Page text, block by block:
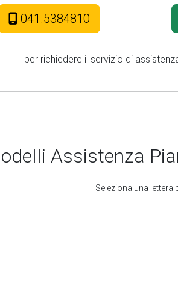
041.5384810
per richiedere il servizio di
Assistenza
Seleziona una lettera